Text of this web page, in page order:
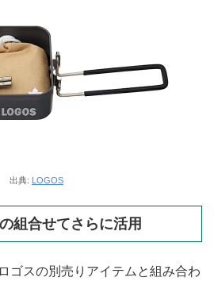
出典: LOGOS
組合せてさらに活用
ゴスの別売りアイテムと組み合わ